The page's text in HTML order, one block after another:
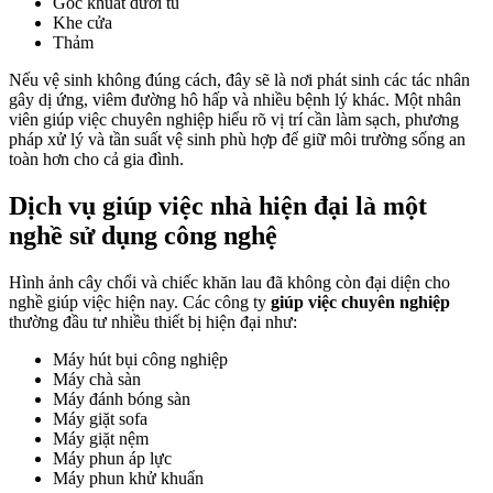
Khe cửa
Thảm
Nếu vệ sinh không đúng cách, đây sẽ là nơi phát sinh các tác nhân
gây dị ứng, viêm đường hô hấp và nhiều bệnh lý khác. Một nhân
viên giúp việc chuyên nghiệp hiểu rõ vị trí cần làm sạch, phương
pháp xử lý và tần suất vệ sinh phù hợp để giữ môi trường sống an
toàn hơn cho cả gia đình.
Dịch vụ giúp việc nhà hiện đại là một
nghề sử dụng công nghệ
Hình ảnh cây chổi và chiếc khăn lau đã không còn đại diện cho
nghề giúp việc hiện nay. Các công ty giúp việc chuyên nghiệp
thường đầu tư nhiều thiết bị hiện đại như:
Máy hút bụi công nghiệp
Máy chà sàn
Máy đánh bóng sàn
Máy giặt sofa
Máy giặt nệm
Máy phun áp lực
Máy phun khử khuẩn